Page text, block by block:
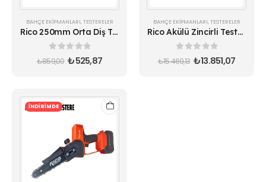
BAHÇE EKIPMANLARI, TESTERELER
Rico 250mm Orta Diş Testere Bağ Bahçe Dal Budama
out of 5
₺859,00 ₺525,87
BAHÇE EKIPMANLARI, TESTERELER
Rico Akülü Zincirli Testere 028-RE0001 | 21V 4Ah Çift Akülü Budama Makinesi
out of 5
₺15.469,13 ₺13.851,07
İNDİRİMDE